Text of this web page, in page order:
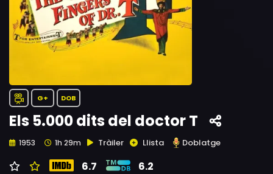
G+ DOB
Els 5.000 dits del doctor T
1953 1h 29m Tràiler Llista Doblatge
6.7 6.2